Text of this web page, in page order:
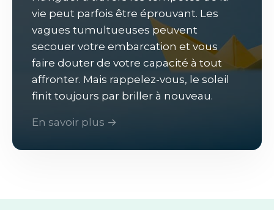
vie peut parfois être éprouvant. Les
vagues tumultueuses peuvent
secouer votre embarcation et vous
faire douter de votre capacité à tout
affronter. Mais rappelez-vous, le soleil
finit toujours par briller à nouveau.
En savoir plus →